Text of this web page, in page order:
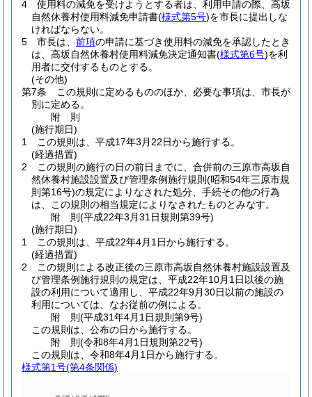
4
使用料の減免を受けようとする者は、利用申請の際、高坂
自然休養村使用料減免申請書(様式第5号)を市長に提出しな
ければならない。
5
市長は、 前項の申請に基づき使用料の減免を承認したとき
は、高坂自然休養村使用料減免決定通知書(様式第6号)を利
用者に交付するものとする。
(その他)
第7条
この規則に定めるもののほか、必要な事項は、市長が
別に定める。
附 則
(施行期日)
1
この規則は、平成17年3月22日から施行する。
(経過措置)
2
この規則の施行の日の前日までに、合併前の三原市高坂自
然休養村施設設置及び管理条例施行規則 (昭和54年三原市規
則第16号)の規定によりなされた処分、手続その他の行為
は、この規則の相当規定によりなされたものとみなす。
附 則(平成22年3月31日規則第39号)
(施行期日)
1
この規則は、平成22年4月1日から施行する。
(経過措置)
2
この規則による改正後の三原市高坂自然休養村施設設置及
び管理条例施行規則の規定は、平成22年10月1日以後の施
設の利用について適用し、平成22年9月30日以前の施設の
利用については、なお従前の例による。
附 則(平成31年4月1日規則第9号)
この規則は、公布の日から施行する。
附 則(令和8年4月1日規則第22号)
この規則は、令和8年4月1日から施行する。
様式第1号(第4条関係)